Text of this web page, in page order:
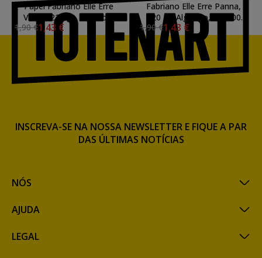
Papel Fabriano Elle Erre
Verde, 220 gr, Algodon,
70x100 cm.
1,90 €1,43 €
Fabriano Elle Erre Panna,
220 gr, Algodao, 70x100
cm.
1,90 €1,43 €
NÓS
AJUDA
LEGAL
INSCREVA-SE NA NOSSA NEWSLETTER E FIQUE A PAR
DAS ÚLTIMAS NOTÍCIAS